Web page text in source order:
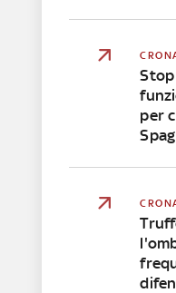
Stop
per